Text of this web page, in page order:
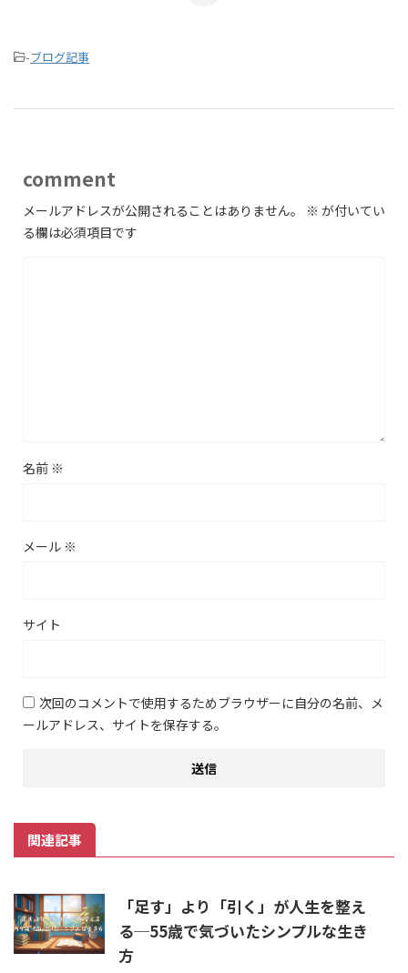
-ブログ記事
comment
メールアドレスが公開されることはありません。 ※ が付いてい
る欄は必須項目です
名前 ※
メール ※
サイト
次回のコメントで使用するためブラウザーに自分の名前、メ
ールアドレス、サイトを保存する。
関連記事
「足す」より「引く」が人生を整え
る─55歳で気づいたシンプルな生き
方